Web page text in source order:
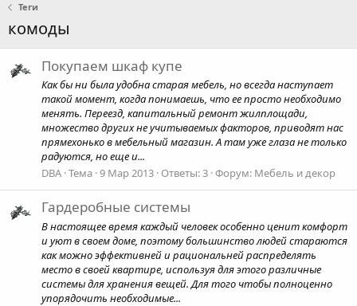
Теги
комоды
Покупаем шкаф купе
Как бы ни была удобна старая мебель, но всегда наступает
такой момент, когда понимаешь, что ее просто необходимо
менять. Переезд, капитальный ремонт жилплощади,
множество других не учитываемых факторов, приводят нас
прямехонько в мебельный магазин. А там уже глаза не только
радуются, но еще и...
DBA Тема 9 Мар 2013 Ответы: 3 Форум: Мебель и декор
Гардеробные системы
В настоящее время каждый человек особенно ценит комфорт
и уют в своем доме, поэтому большинство людей стараются
как можно эффективней и рациональней распределять
место в своей квартире, используя для этого различные
системы для хранения вещей. Для того чтобы полноценно
упорядочить необходимые...